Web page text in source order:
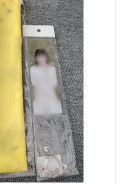
3月に名古屋店より移転・改
阪心斎橋店より恵美須町に移
インフォメーションビレッジ